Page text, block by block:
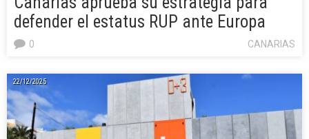
defender el estatus RUP ante Europa
CANARIAS
0
22/12/2025